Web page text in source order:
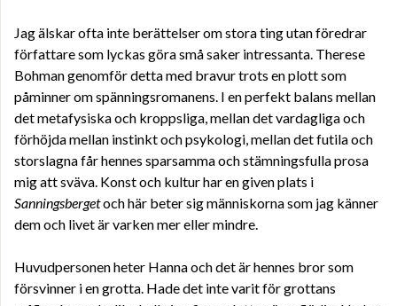
Jag älskar ofta inte berättelser om stora ting utan föredrar
författare som lyckas göra små saker intressanta. Therese
Bohman genomför detta med bravur trots en plott som
påminner om spänningsromanens. I en perfekt balans mellan
det metafysiska och kroppsliga, mellan det vardagliga och
förhöjda mellan instinkt och psykologi, mellan det futila och
storslagna får hennes sparsamma och stämningsfulla prosa
mig att sväva. Konst och kultur har en given plats i
Sanningsbergetoch här beter sig människorna som jag känner
dem och livet är varken mer eller mindre.
Huvudpersonen heter Hanna och det är hennes bror som
försvinner i en grotta. Hade det inte varit för grottans